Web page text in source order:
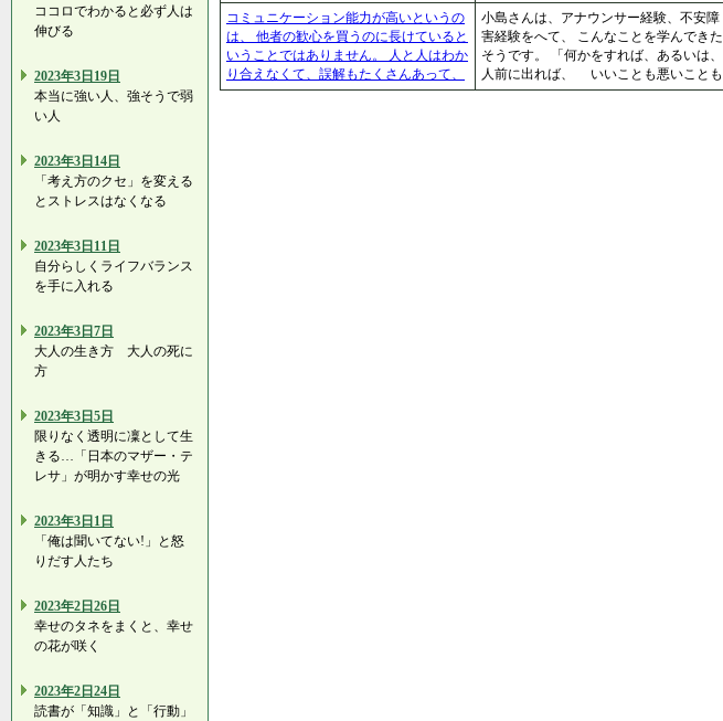
ココロでわかると必ず人は
伸びる
2023年3日19日
本当に強い人、強そうで弱
い人
2023年3日14日
「考え方のクセ」を変える
とストレスはなくなる
2023年3日11日
自分らしくライフバランス
を手に入れる
2023年3日7日
大人の生き方 大人の死に
方
2023年3日5日
限りなく透明に凜として生
きる…「日本のマザー・テ
レサ」が明かす幸せの光
2023年3日1日
「俺は聞いてない!」と怒
りだす人たち
2023年2日26日
幸せのタネをまくと、幸せ
の花が咲く
2023年2日24日
読書が「知識」と「行動」
コミュニケーション能力が高いというの
は、 他者の歓心を買うのに長けていると
いうことではありません。 人と人はわか
り合えなくて、誤解もたくさんあって、
小島さんは、アナウンサー経験、不安障
害経験をへて、 こんなことを学んできた
そうです。 「何かをすれば、あるいは、
人前に出れば、 いいことも悪いことも